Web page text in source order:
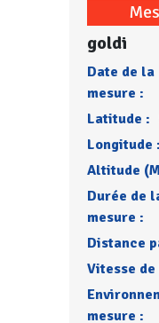
goldi
Date de la
mesure :
Latitude :
Longitude :
Altitude
Durée de
mesure :
Distance
Vitesse
mesure :